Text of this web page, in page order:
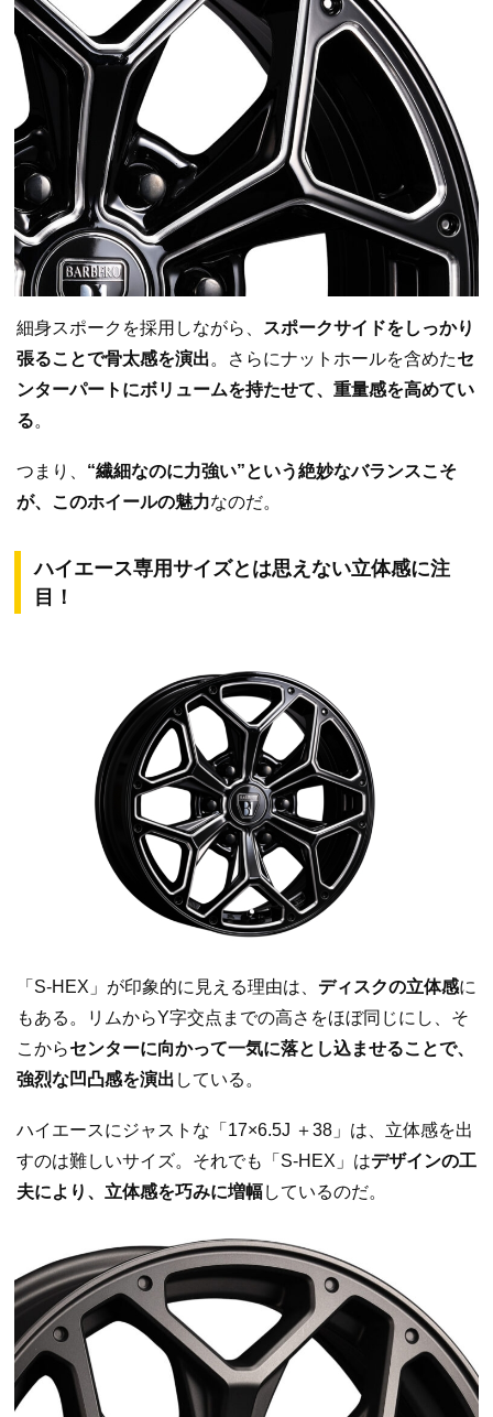
細身スポークを採用しながら、
スポークサイドをしっかり
張ることで骨太感を演出。さらにナットホールを含めたセ
ンターパートにボリュームを持たせて、重量感を高めてい
る。
つまり、 “繊細なのに力強い”という絶妙なバランスこそ
が、このホイールの魅力なのだ。
ハイエース専用サイズとは思えない立体感に注
目！
「S-HEX」が印象的に見える理由は、 ディスクの立体感に
もある。リムからY字交点までの高さをほぼ同じにし、そ
こからセンターに向かって一気に落とし込ませることで、
強烈な凹凸感を演出 している。
ハイエースにジャストな「17×6.5J ＋38」は、立体感を出
すのは難しいサイズ。それでも「S-HEX」はデザインの工
夫により、立体感を巧みに増幅しているのだ。